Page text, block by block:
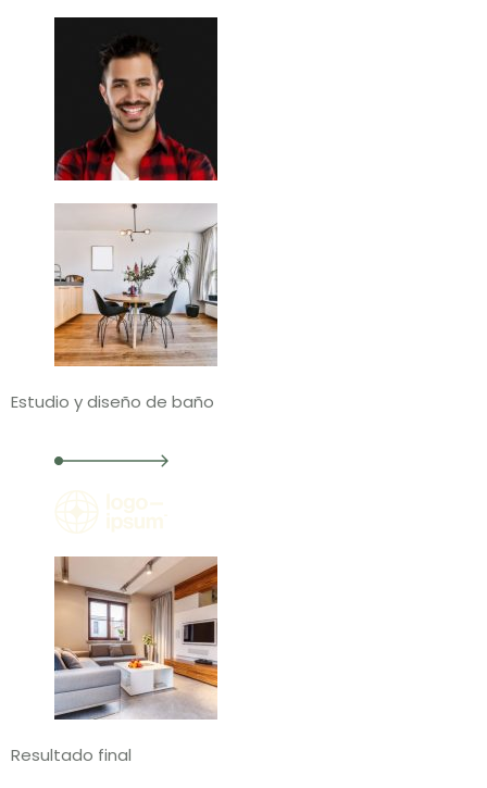
Estudio y diseño de baño
Resultado final